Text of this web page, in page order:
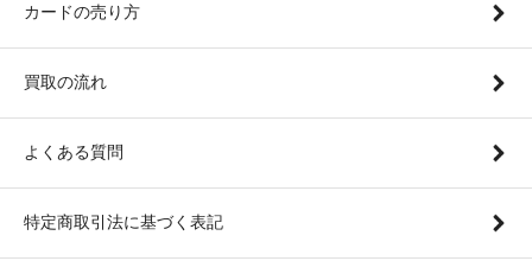
カードの売り方
買取の流れ
よくある質問
特定商取引法に基づく表記